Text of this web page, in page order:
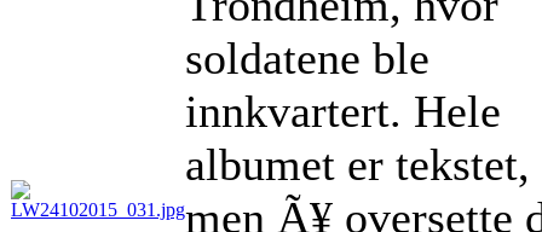
soldatene ble
innkvartert. Hele
albumet er tekstet,
men Ã¥ oversette